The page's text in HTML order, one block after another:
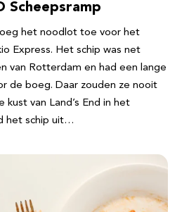
Scheepsramp
het noodlot toe voor het
Express. Het schip was net
van Rotterdam en had een lange
de boeg. Daar zouden ze nooit
kust van Land’s End in het
het schip uit…